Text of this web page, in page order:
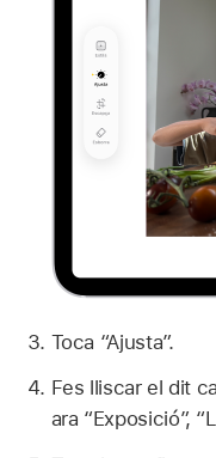
Toca “Ajusta”.
Fes lliscar el dit
ara “Exposició”,